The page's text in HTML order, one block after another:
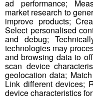
ad performance;
market research to
improve products;
Select personalised
and debug;
technologies may
and browsing data to
scan device
geolocation data;
Link different devices;
device characteristics